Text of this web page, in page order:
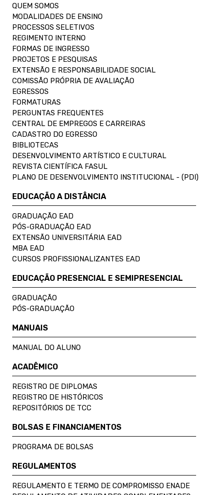
QUEM SOMOS
MODALIDADES DE ENSINO
PROCESSOS SELETIVOS
REGIMENTO INTERNO
FORMAS DE INGRESSO
PROJETOS E PESQUISAS
EXTENSÃO E RESPONSABILIDADE SOCIAL
COMISSÃO PRÓPRIA DE AVALIAÇÃO
EGRESSOS
FORMATURAS
PERGUNTAS FREQUENTES
CENTRAL DE EMPREGOS E CARREIRAS
CADASTRO DO EGRESSO
BIBLIOTECAS
DESENVOLVIMENTO ARTÍSTICO E CULTURAL
REVISTA CIENTÍFICA FASUL
PLANO DE DESENVOLVIMENTO INSTITUCIONAL - (PDI)
EDUCAÇÃO A DISTÂNCIA
GRADUAÇÃO EAD
PÓS-GRADUAÇÃO EAD
EXTENSÃO UNIVERSITÁRIA EAD
MBA EAD
CURSOS PROFISSIONALIZANTES EAD
EDUCAÇÃO PRESENCIAL E SEMIPRESENCIAL
GRADUAÇÃO
PÓS-GRADUAÇÃO
MANUAIS
MANUAL DO ALUNO
ACADÊMICO
REGISTRO DE DIPLOMAS
REGISTRO DE HISTÓRICOS
REPOSITÓRIOS DE TCC
BOLSAS E FINANCIAMENTOS
PROGRAMA DE BOLSAS
REGULAMENTOS
REGULAMENTO E TERMO DE COMPROMISSO ENADE